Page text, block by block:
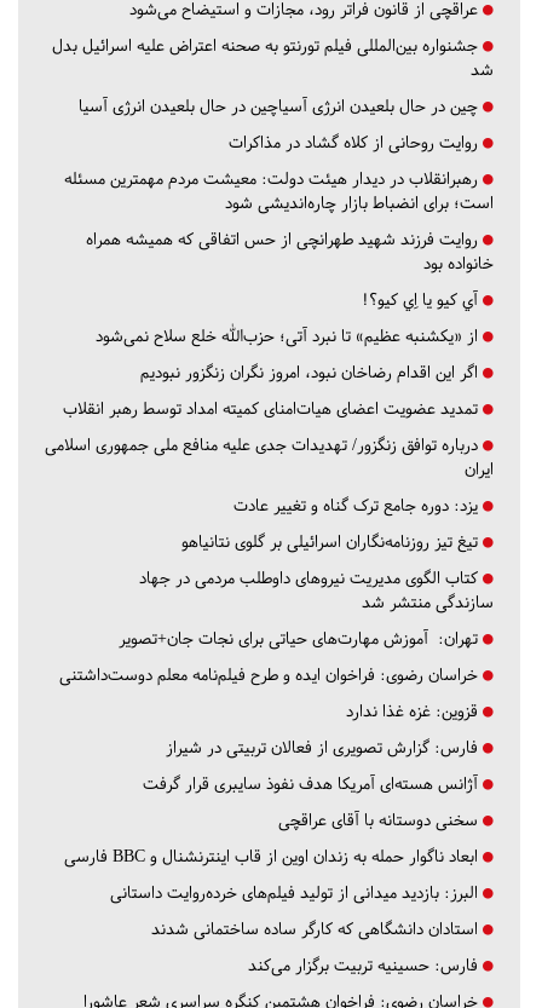
عراقچی از قانون فراتر رود، مجازات و استیضاح می‌شود
جشنواره بین‌المللی فیلم تورنتو به صحنه اعتراض علیه اسرائیل بدل
شد
چین در حال بلعیدن انرژی آسیاچین در حال بلعیدن انرژی آسیا
روایت روحانی از کلاه گشاد در مذاکرات
رهبرانقلاب در دیدار هیئت دولت: معیشت مردم مهمترین مسئله
است؛ برای انضباط بازار چاره‌اندیشی شود
روایت فرزند شهید طهرانچی از حس اتفاقی که همیشه همراه
خانواده بود
آي كيو يا اِي كيو؟!
از «یکشنبه عظیم» تا نبرد آتی؛ حزب‌الله خلع سلاح نمی‌شود
اگر این اقدام رضاخان نبود، امروز نگران زنگزور نبودیم
تمدید عضویت اعضای هیات‌امنای کمیته امداد توسط رهبر انقلاب
درباره توافق زنگزور/ تهدیدات جدی علیه منافع ملی جمهوری اسلامی
ایران
یزد: دوره جامع ترک گناه و تغییر عادت
تیغ تیز روزنامه‌نگاران اسرائیلی بر گلوی نتانیاهو
کتاب الگوی مدیریت نیروهای داوطلب مردمی در جهاد
سازندگی منتشر شد
تهران: آموزش مهارت‌های حیاتی برای نجات جان+تصویر
خراسان رضوی: فراخوان ایده و طرح فیلم‌نامه معلم دوست‌داشتنی
قزوین: غزه غذا ندارد
فارس: گزارش تصویری از فعالان تربیتی در شیراز
آژانس هسته‌ای آمریکا هدف نفوذ سایبری قرار گرفت
سخنی دوستانه با آقای عراقچی
ابعاد ناگوار حمله به زندان اوین از قاب اینترنشنال و BBC فارسی
البرز: بازدید میدانی از تولید فیلم‌های خرده‌روایت داستانی
استادان دانشگاهی که کارگر ساده ساختمانی شدند
فارس: حسینیه تربیت برگزار می‌کند
خراسان رضوی: فراخوان هشتمین کنگره سراسری شعر عاشورا